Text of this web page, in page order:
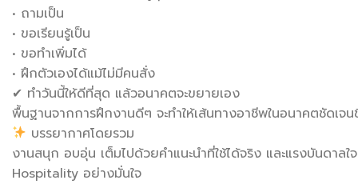
• ถามเป็น
• ขอเรียนรู้เป็น
• ขอทำเพิ่มได้
• ฝึกตัวเองได้แม้ไม่มีคนสั่ง
✔ ทำวันนี้ให้ดีที่สุด แล้วอนาคตจะขยายเอง
พื้นฐานจากการฝึกงานดีๆ จะทำให้เส้นทางอาชีพในอนาคตชัดเจ
บรรยากาศโดยรวม
งานสนุก อบอุ่น เต็มไปด้วยคำแนะนำที่ใช้ได้จริง และแรงบันดา
Hospitality อย่างมั่นใจ